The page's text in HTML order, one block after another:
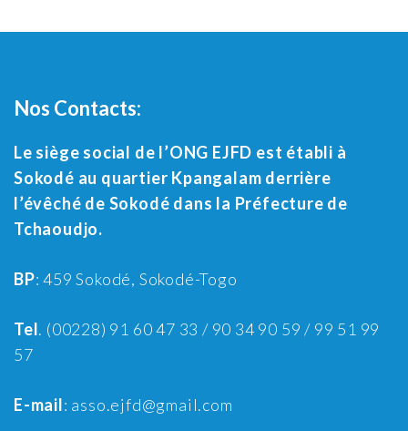
Nos Contacts:
Le siège social de l’ONG EJFD est établi à
Sokodé au quartier Kpangalam derrière
l’évêché de Sokodé dans la Préfecture de
Tchaoudjo.
BP: 459 Sokodé, Sokodé-Togo
Tel. (00228) 91 60 47 33 / 90 34 90 59 / 99 51 99
57
E-mail: asso.ejfd@gmail.com